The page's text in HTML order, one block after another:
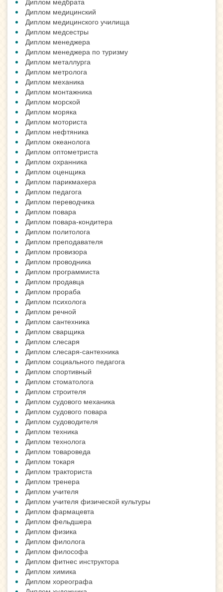
Диплом медицинский
Диплом медицинского училища
Диплом медсестры
Диплом менеджера
Диплом менеджера по туризму
Диплом металлурга
Диплом метролога
Диплом механика
Диплом монтажника
Диплом морской
Диплом моряка
Диплом моториста
Диплом нефтяника
Диплом океанолога
Диплом оптометриста
Диплом охранника
Диплом оценщика
Диплом парикмахера
Диплом педагога
Диплом переводчика
Диплом повара
Диплом повара-кондитера
Диплом политолога
Диплом преподавателя
Диплом провизора
Диплом проводника
Диплом программиста
Диплом продавца
Диплом прораба
Диплом психолога
Диплом речной
Диплом сантехника
Диплом сварщика
Диплом слесаря
Диплом слесаря-сантехника
Диплом социального педагога
Диплом спортивный
Диплом стоматолога
Диплом строителя
Диплом судового механика
Диплом судового повара
Диплом судоводителя
Диплом техника
Диплом технолога
Диплом товароведа
Диплом токаря
Диплом тракториста
Диплом тренера
Диплом учителя
Диплом учителя физической культуры
Диплом фармацевта
Диплом фельдшера
Диплом физика
Диплом филолога
Диплом философа
Диплом фитнес инструктора
Диплом химика
Диплом хореографа